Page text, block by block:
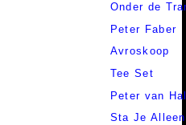
Onder de
Peter Faber
Avroskoop
Tee Set
Peter van
Sta Je